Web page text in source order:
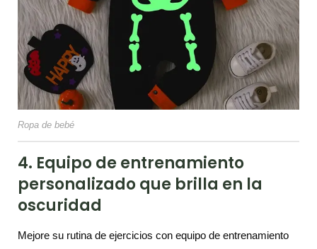
Ropa de bebé
4. Equipo de entrenamiento
personalizado que brilla en la
oscuridad
Mejore su rutina de ejercicios con equipo de entrenamiento